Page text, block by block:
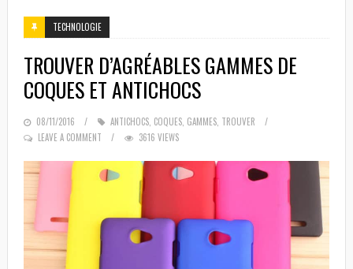
TECHNOLOGIE
TROUVER D’AGRÉABLES GAMMES DE
COQUES ET ANTICHOCS
POSTED
ON
08/11/2016 ANTICHOCS, COQUES, GAMMES, TROUVER
LEAVE A COMMENT
3616 VIEWS